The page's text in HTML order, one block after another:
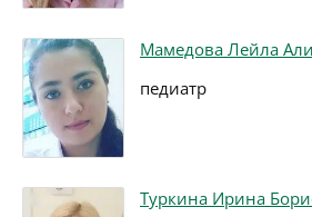
Мамедова Лейла
педиатр
Туркина Ирина